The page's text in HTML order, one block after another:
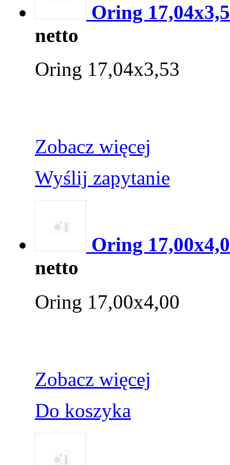
Oring
netto
Oring 17,04x3,53
Zobacz więcej
Wyślij zapytanie
Oring
netto
Oring 17,00x4,00
Zobacz więcej
Do koszyka